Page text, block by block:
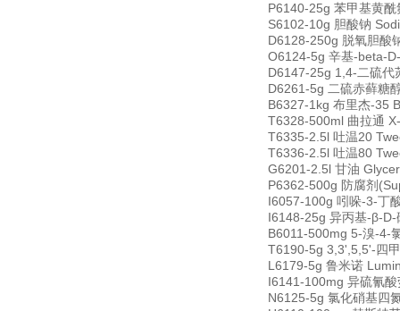
P6140-25g 苯甲基黄
S6102-10g 胆酸钠
D6128-250g 脱氧胆酸
O6124-5g 辛基-beta-
D6147-25g 1,4-二硫
D6261-5g 二硫赤藓糖
B6327-1kg 布里杰-35
T6328-500ml 曲拉通
T6335-2.5l 吐温20
T6336-2.5l 吐温80
G6201-2.5l 甘油
P6362-500g 防腐剂
I6057-100g 吲哚-3-丁
I6148-25g 异丙基-β-
B6011-500mg 5-溴-4-
T6190-5g 3,3',5,5'-四
L6179-5g 鲁米诺
I6141-100mg 异硫氰
N6125-5g 氯化硝基四